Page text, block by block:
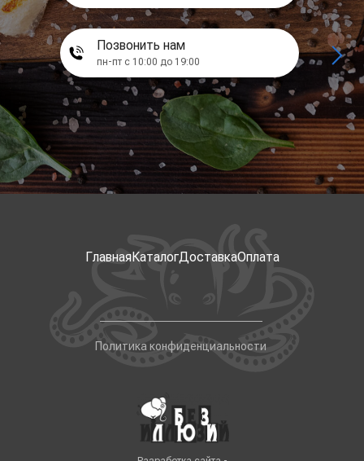
Позвонить нам
пн-пт с 10:00 до 19:00
ГлавнаяКаталогДоставкаОплата
Политика конфиденциальности